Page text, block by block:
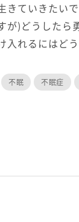
きていきたい
が)どうした
入れるにはど
不眠 不眠症